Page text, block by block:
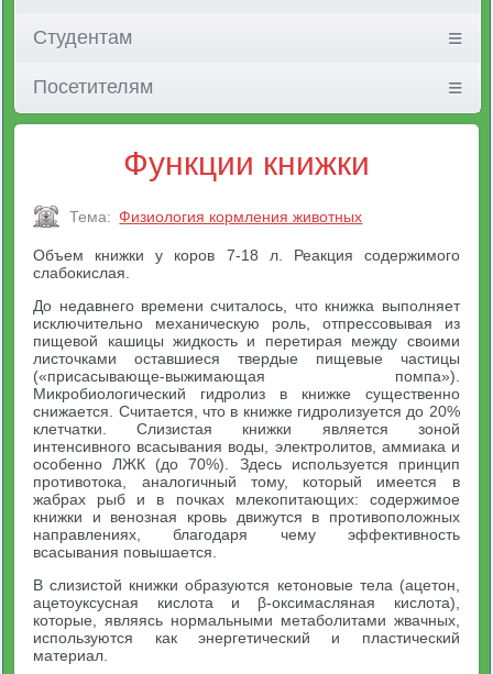
Студентам
Посетителям
Функции книжки
Тема: Физиология кормления животных
Объем книжки у коров 7-18 л. Реакция содержимого
слабокислая.
До недавнего времени считалось, что книжка выполняет
исключительно механическую роль, отпрессовывая из
пищевой кашицы жидкость и перетирая между своими
листочками оставшиеся твердые пищевые частицы
(«присасывающе-выжимающая помпа»).
Микробиологический гидролиз в книжке существенно
снижается. Считается, что в книжке гидролизуется до 20%
клетчатки. Слизистая книжки является зоной
интенсивного всасывания воды, электролитов, аммиака и
особенно ЛЖК (до 70%). Здесь используется принцип
противотока, аналогичный тому, который имеется в
жабрах рыб и в почках млекопитающих: содержимое
книжки и венозная кровь движутся в противоположных
направлениях, благодаря чему эффективность
всасывания повышается.
В слизистой книжки образуются кетоновые тела (ацетон,
ацетоуксусная кислота и β-оксимасляная кислота),
которые, являясь нормальными метаболитами жвачных,
используются как энергетический и пластический
материал.